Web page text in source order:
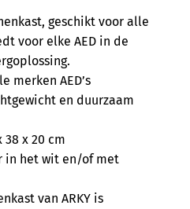
geschikt voor alle
voor elke AED in de
merken AED’s
en duurzaam
38 x 20 cm
in het wit en/of met
van ARKY is